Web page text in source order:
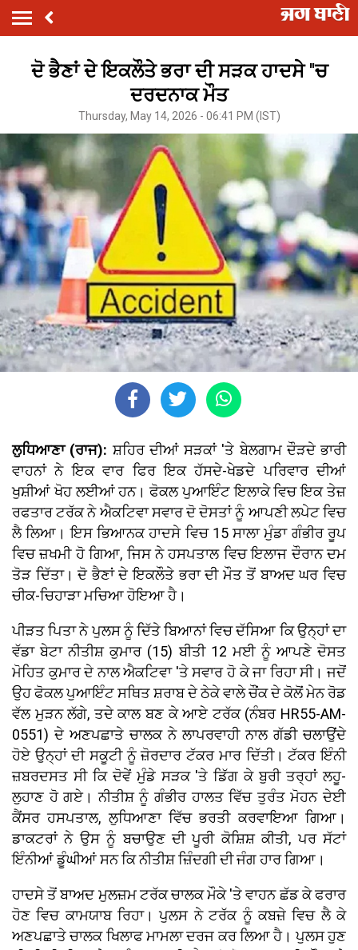
ਦੋ ਭੈਣਾਂ ਦੇ ਇਕਲੌਤੇ ਭਰਾ ਦੀ ਸੜਕ ਹਾਦਸੇ ''ਚ
ਦਰਦਨਾਕ ਮੌਤ
Thursday, May 14, 2026 - 06:41 PM (IST)
ਲੁਧਿਆਣਾ (ਰਾਜ): ਸ਼ਹਿਰ ਦੀਆਂ ਸੜਕਾਂ 'ਤੇ ਬੇਲਗਾਮ ਦੌੜਦੇ ਭਾਰੀ
ਵਾਹਨਾਂ ਨੇ ਇਕ ਵਾਰ ਫਿਰ ਇਕ ਹੱਸਦੇ-ਖੇਡਦੇ ਪਰਿਵਾਰ ਦੀਆਂ
ਖੁਸ਼ੀਆਂ ਖੋਹ ਲਈਆਂ ਹਨ। ਫੋਕਲ ਪੁਆਇੰਟ ਇਲਾਕੇ ਵਿਚ ਇਕ ਤੇਜ਼
ਰਫਤਾਰ ਟਰੱਕ ਨੇ ਐਕਟਿਵਾ ਸਵਾਰ ਦੋ ਦੋਸਤਾਂ ਨੂੰ ਆਪਣੀ ਲਪੇਟ ਵਿਚ
ਲੈ ਲਿਆ। ਇਸ ਭਿਆਨਕ ਹਾਦਸੇ ਵਿਚ 15 ਸਾਲਾ ਮੁੰਡਾ ਗੰਭੀਰ ਰੂਪ
ਵਿਚ ਜ਼ਖਮੀ ਹੋ ਗਿਆ, ਜਿਸ ਨੇ ਹਸਪਤਾਲ ਵਿਚ ਇਲਾਜ ਦੌਰਾਨ ਦਮ
ਤੋੜ ਦਿੱਤਾ। ਦੋ ਭੈਣਾਂ ਦੇ ਇਕਲੌਤੇ ਭਰਾ ਦੀ ਮੌਤ ਤੋਂ ਬਾਅਦ ਘਰ ਵਿਚ
ਚੀਕ-ਚਿਹਾੜਾ ਮਚਿਆ ਹੋਇਆ ਹੈ।
ਪੀੜਤ ਪਿਤਾ ਨੇ ਪੁਲਸ ਨੂੰ ਦਿੱਤੇ ਬਿਆਨਾਂ ਵਿਚ ਦੱਸਿਆ ਕਿ ਉਨ੍ਹਾਂ ਦਾ
ਵੱਡਾ ਬੇਟਾ ਨੀਤੀਸ਼ ਕੁਮਾਰ (15) ਬੀਤੀ 12 ਮਈ ਨੂੰ ਆਪਣੇ ਦੋਸਤ
ਮੋਹਿਤ ਕੁਮਾਰ ਦੇ ਨਾਲ ਐਕਟਿਵਾ 'ਤੇ ਸਵਾਰ ਹੋ ਕੇ ਜਾ ਰਿਹਾ ਸੀ। ਜਦੋਂ
ਉਹ ਫੋਕਲ ਪੁਆਇੰਟ ਸਥਿਤ ਸ਼ਰਾਬ ਦੇ ਠੇਕੇ ਵਾਲੇ ਚੌਂਕ ਦੇ ਕੋਲੋਂ ਮੇਨ ਰੋਡ
ਵੱਲ ਮੁੜਨ ਲੱਗੇ, ਤਦੇ ਕਾਲ ਬਣ ਕੇ ਆਏ ਟਰੱਕ (ਨੰਬਰ HR55-AM-
0551) ਦੇ ਅਣਪਛਾਤੇ ਚਾਲਕ ਨੇ ਲਾਪਰਵਾਹੀ ਨਾਲ ਗੱਡੀ ਚਲਾਉਂਦੇ
ਹੋਏ ਉਨ੍ਹਾਂ ਦੀ ਸਕੂਟੀ ਨੂੰ ਜ਼ੋਰਦਾਰ ਟੱਕਰ ਮਾਰ ਦਿੱਤੀ। ਟੱਕਰ ਇੰਨੀ
ਜ਼ਬਰਦਸਤ ਸੀ ਕਿ ਦੋਵੇਂ ਮੁੰਡੇ ਸੜਕ 'ਤੇ ਡਿੱਗ ਕੇ ਬੁਰੀ ਤਰ੍ਹਾਂ ਲਹੂ-
ਲੁਹਾਣ ਹੋ ਗਏ। ਨੀਤੀਸ਼ ਨੂੰ ਗੰਭੀਰ ਹਾਲਤ ਵਿੱਚ ਤੁਰੰਤ ਮੋਹਨ ਦੇਈ
ਕੈਂਸਰ ਹਸਪਤਾਲ, ਲੁਧਿਆਣਾ ਵਿੱਚ ਭਰਤੀ ਕਰਵਾਇਆ ਗਿਆ।
ਡਾਕਟਰਾਂ ਨੇ ਉਸ ਨੂੰ ਬਚਾਉਣ ਦੀ ਪੂਰੀ ਕੋਸ਼ਿਸ਼ ਕੀਤੀ, ਪਰ ਸੱਟਾਂ
ਇੰਨੀਆਂ ਡੂੰਘੀਆਂ ਸਨ ਕਿ ਨੀਤੀਸ਼ ਜ਼ਿੰਦਗੀ ਦੀ ਜੰਗ ਹਾਰ ਗਿਆ।
ਹਾਦਸੇ ਤੋਂ ਬਾਅਦ ਮੁਲਜ਼ਮ ਟਰੱਕ ਚਾਲਕ ਮੌਕੇ 'ਤੇ ਵਾਹਨ ਛੱਡ ਕੇ ਫਰਾਰ
ਹੋਣ ਵਿਚ ਕਾਮਯਾਬ ਰਿਹਾ। ਪੁਲਸ ਨੇ ਟਰੱਕ ਨੂੰ ਕਬਜ਼ੇ ਵਿਚ ਲੈ ਕੇ
ਅਣਪਛਾਤੇ ਚਾਲਕ ਖਿਲਾਫ ਮਾਮਲਾ ਦਰਜ ਕਰ ਲਿਆ ਹੈ। ਪੁਲਸ ਹੁਣ